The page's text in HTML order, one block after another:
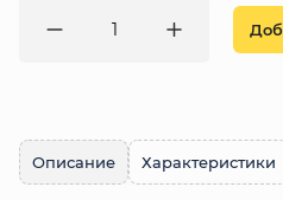
Описание Характеристики